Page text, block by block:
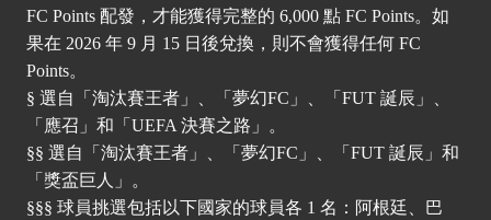
FC Points 配發，才能獲得完整的 6,000 點 FC Points。如
果在 2026 年 9 月 15 日後兌換，則不會獲得任何 FC
Points。
§ 選自「淘汰賽王者」、「夢幻FC」、「FUT 誕辰」、
「應召」和「UEFA 決賽之路」。
§§ 選自「淘汰賽王者」、「夢幻FC」、「FUT 誕辰」和
「獎盃巨人」。
§§§ 球員挑選包括以下國家的球員各 1 名：阿根廷、巴